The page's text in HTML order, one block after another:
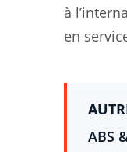
à
en
ABS